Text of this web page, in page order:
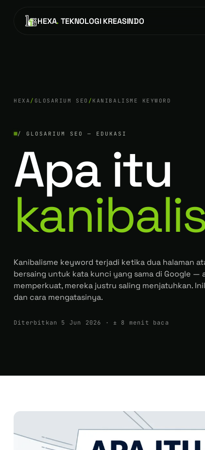
HEXA. TEKNOLOGI KREASINDO
HEXA / GLOSARIUM SEO / KANIBALISME KEYWORD
/ GLOSARIUM SEO — EDUKASI
Apa itu
Kanibalisme keyword terjadi ketika dua halaman
bersaing untuk kata kunci yang sama di Google —
memperkuat, mereka justru saling menjatuhkan.
dan cara mengatasinya.
Diterbitkan 5 Jun 2026 · ± 8 menit baca